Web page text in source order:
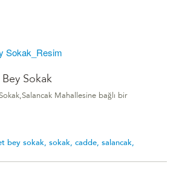
Bey Sokak
Mahallesine bağlı bir
bey sokak, sokak, cadde, salancak,